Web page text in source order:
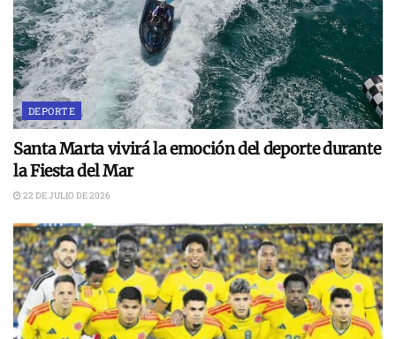
DEPORTE
Santa Marta vivirá la emoción del deporte durante
la Fiesta del Mar
22 DE JULIO DE 2026